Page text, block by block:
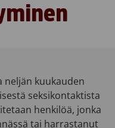
neljän kuukauden
seksikontaktista
henkilöä, jonka
tai harrastanut